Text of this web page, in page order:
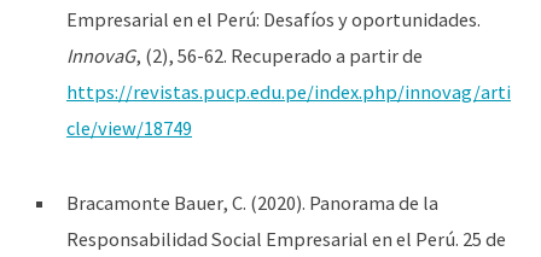
Empresarial en el Perú: Desafíos y oportunidades.
InnovaG, (2), 56-62. Recuperado a partir de
https://revistas.pucp.edu.pe/index.php/innovag/arti
cle/view/18749
Bracamonte Bauer, C. (2020). Panorama de la
Responsabilidad Social Empresarial en el Perú. 25 de